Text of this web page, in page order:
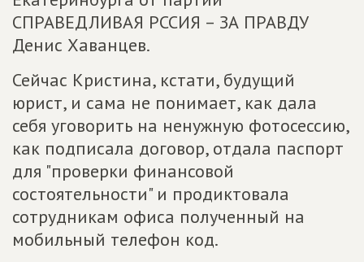
СПРАВЕДЛИВАЯ РССИЯ – ЗА ПРАВДУ
Денис Хаванцев.
Сейчас Кристина, кстати, будущий
юрист, и сама не понимает, как дала
себя уговорить на ненужную фотосессию,
как подписала договор, отдала паспорт
для "проверки финансовой
состоятельности" и продиктовала
сотрудникам офиса полученный на
мобильный телефон код.